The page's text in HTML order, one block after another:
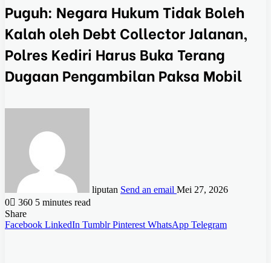
Puguh: Negara Hukum Tidak Boleh
Kalah oleh Debt Collector Jalanan,
Polres Kediri Harus Buka Terang
Dugaan Pengambilan Paksa Mobil
liputan Send an email Mei 27, 2026
0
360 5 minutes read
Share
Facebook LinkedIn Tumblr Pinterest WhatsApp Telegram